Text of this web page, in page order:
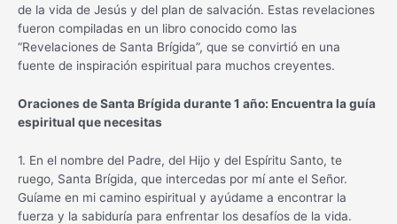
de la vida de Jesús y del plan de salvación. Estas revelaciones
fueron compiladas en un libro conocido como las
“Revelaciones de Santa Brígida”, que se convirtió en una
fuente de inspiración espiritual para muchos creyentes.
Oraciones de Santa Brígida durante 1 año: Encuentra la guía
espiritual que necesitas
1. En el nombre del Padre, del Hijo y del Espíritu Santo, te
ruego, Santa Brígida, que intercedas por mí ante el Señor.
Guíame en mi camino espiritual y ayúdame a encontrar la
fuerza y la sabiduría para enfrentar los desafíos de la vida.